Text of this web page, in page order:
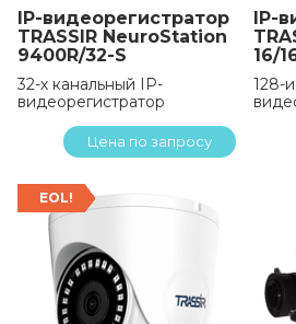
IP-видеорегистратор
TRASSIR NeuroStation
9400R/32-S
32-х канальный IP-
видеорегистратор
Цена по запросу
IP-
16/
128-
EOL!